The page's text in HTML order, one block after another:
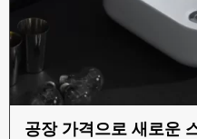
공장 가격으로 새로운